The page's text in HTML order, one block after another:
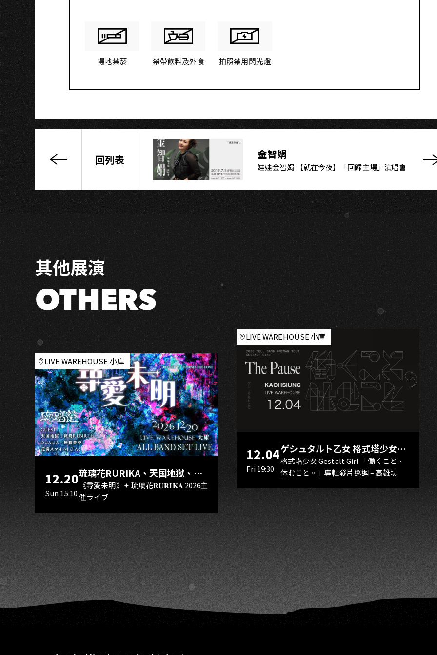
場地禁菸 禁帶飲料及外食 拍照禁用閃光燈
宣
「洗
爾
恭
聽
Osn
All
Ears」
－
高
雄
場
回列表 金智娟
娃娃金智娟 【就在今夜】「回歸主場」演唱會
其他展演
OTHERS
LIVE WAREHOUSE 小庫
12.20
Sun 15:10
琉璃花RURIKA、天国地獄、終
焉Rebirth、DUALIA、無我夢
中、花奏スマイル（O.A.）
《尋愛未明》✦ 琉璃花𝐑𝐔𝐑𝐈𝐊𝐀 2026主
催ライブ
LIVE WAREHOUSE 小庫
12.04
Fri 19:30
ゲシュタルト乙女 格式塔少女
Gestalt Girl
格式塔少女 Gestalt Girl 「働くこと、
休むこと。」專輯發片巡迴 – 高雄場